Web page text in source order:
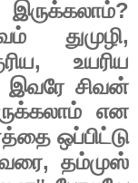
?
துமுழி,
,உயரிய
இவரே சிவன்
என
ஒப்பிட்டு
, தம்முஸ்